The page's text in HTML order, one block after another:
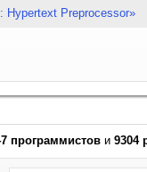
Hypertext Preprocessor»
программистов и 9304